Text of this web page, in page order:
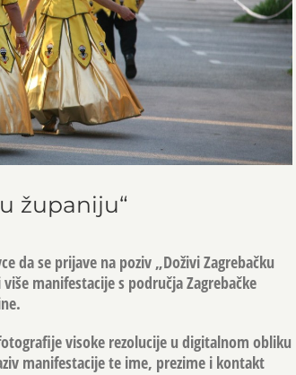
županiju“
da se prijave na poziv „Doživi Zagrebačku
manifestacije s područja Zagrebačke
visoke rezolucije u digitalnom obliku
manifestacije te ime, prezime i kontakt